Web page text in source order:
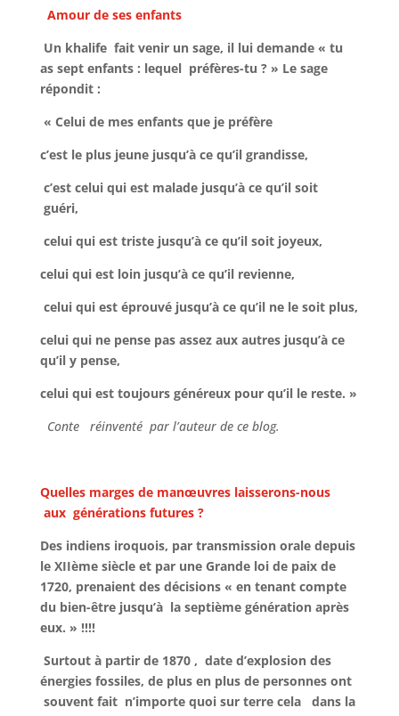
Amour de ses enfants
Un khalife fait venir un sage, il lui demande « tu
as sept enfants : lequel préfères-tu ? » Le sage
répondit :
« Celui de mes enfants que je préfère
c’est le plus jeune jusqu’à ce qu’il grandisse,
c’est celui qui est malade jusqu’à ce qu’il soit
guéri,
celui qui est triste jusqu’à ce qu’il soit joyeux,
celui qui est loin jusqu’à ce qu’il revienne,
celui qui est éprouvé jusqu’à ce qu’il ne le soit plus,
celui qui ne pense pas assez aux autres jusqu’à ce
qu’il y pense,
celui qui est toujours généreux pour qu’il le reste. »
Conte réinventé par l’auteur de ce blog.
Quelles marges de manœuvres laisserons-nous
aux générations futures ?
Des indiens iroquois, par transmission orale depuis
le XIIème siècle et par une Grande loi de paix de
1720, prenaient des décisions « en tenant compte
du bien-être jusqu’à la septième génération après
eux. » !!!!
Surtout à partir de 1870 , date d’explosion des
énergies fossiles, de plus en plus de personnes ont
souvent fait n’importe quoi sur terre cela dans la